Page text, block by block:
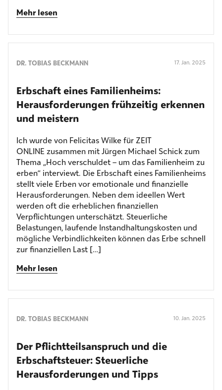
Mehr lesen
DR. TOBIAS BECKMANN 17. Jan. 2025
Erbschaft eines Familienheims:
Herausforderungen frühzeitig erkennen
und meistern
Ich wurde von Felicitas Wilke für ZEIT
ONLINE zusammen mit Jürgen Michael Schick zum
Thema „Hoch verschuldet – um das Familienheim zu
erben“ interviewt. Die Erbschaft eines Familienheims
stellt viele Erben vor emotionale und finanzielle
Herausforderungen. Neben dem ideellen Wert
werden oft die erheblichen finanziellen
Verpflichtungen unterschätzt. Steuerliche
Belastungen, laufende Instandhaltungskosten und
mögliche Verbindlichkeiten können das Erbe schnell
zur finanziellen Last […]
Mehr lesen
DR. TOBIAS BECKMANN 10. Jan. 2025
Der Pflichtteilsanspruch und die
Erbschaftsteuer: Steuerliche
Herausforderungen und Tipps